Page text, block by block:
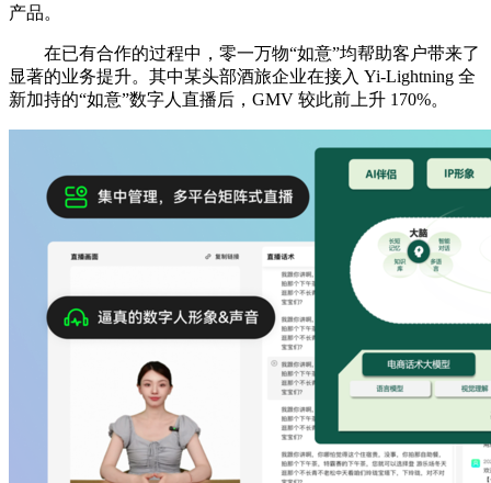
产品。
在已有合作的过程中，零一万物“如意”均帮助客户带来了
显著的业务提升。其中某头部酒旅企业在接入 Yi-Lightning 全
新加持的“如意”数字人直播后，GMV 较此前上升 170%。